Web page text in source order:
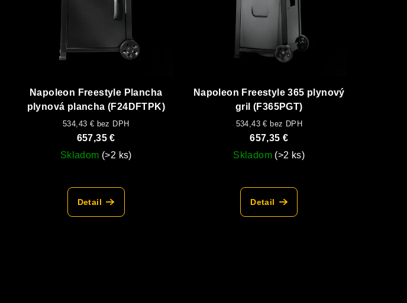
Napoleon Freestyle Plancha
plynová plancha (F24DFTPK)
534,43 € bez DPH
657,35 €
Skladom (>2 ks)
Detail
Napoleon Freestyle 365 plynový
gril (F365PGT)
534,43 € bez DPH
657,35 €
Skladom (>2 ks)
Detail